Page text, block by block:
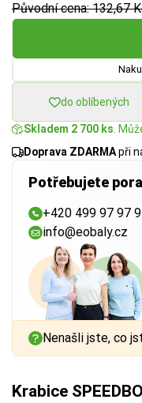
Původní cena: 132,67
do oblíbených
Skladem 2 700 ks .
Doprava ZDARMApři
Potřebujete
+420 499 97 97
info@eobaly.cz
Nenašli jste, co
Krabice